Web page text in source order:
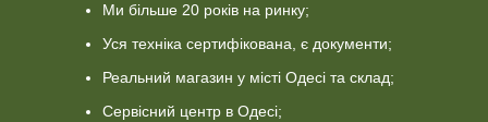
Ми більше 20 років на ринку;
Уся техніка сертифікована, є документи;
Реальний магазин у місті Одесі та склад;
Сервісний центр в Одесі;